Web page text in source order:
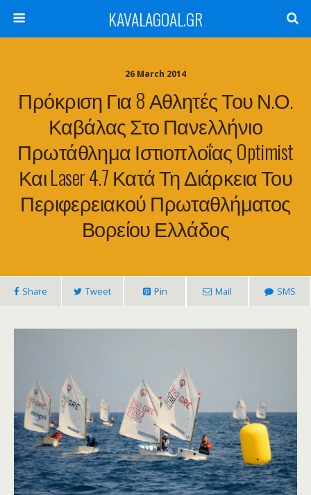
KAVALAGOAL.GR
26 March 2014
Πρόκριση Για 8 Αθλητές Του Ν.Ο.
Καβάλας Στο Πανελλήνιο
Πρωτάθλημα Ιστιοπλοΐας Optimist
Και Laser 4.7 Κατά Τη Διάρκεια Του
Περιφερειακού Πρωταθλήματος
Βορείου Ελλάδος
Share Tweet Pin Mail SMS